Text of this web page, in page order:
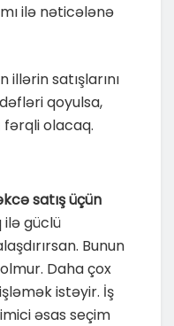
ilə nəticələnə
illərin satışlarını
qoyulsa,
olacaq.
satış üçün
güclü
Bunun
Daha çox
istəyir. İş
əsas seçim